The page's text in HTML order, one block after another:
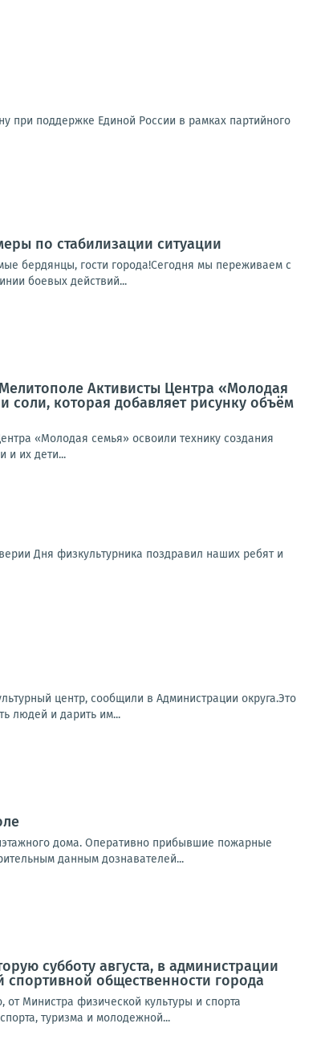
при поддержке Единой России в рамках партийного
по стабилизации ситуации
бердянцы, гости города!Сегодня мы переживаем с
боевых действий...
Активисты Центра «Молодая
которая добавляет рисунку объём
«Молодая семья» освоили технику создания
и их дети...
Дня физкультурника поздравил наших ребят и
центр, сообщили в Администрации округа.Это
людей и дарить им...
дома. Оперативно прибывшие пожарные
данным дознавателей...
субботу августа, в администрации
спортивной общественности города
Министра физической культуры и спорта
туризма и молодежной...